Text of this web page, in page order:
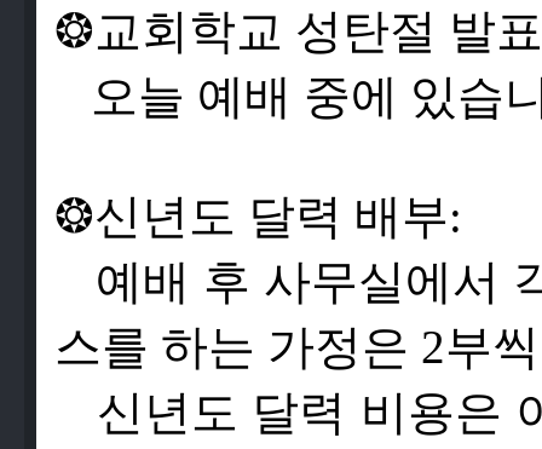
❂교 회 학교 성 탄절 발표
오늘 예배 중에 있습
❂신 년 도 달력 배부:
예배 후 사무실에서
스를 하는 가정은 2부씩
신 년 도 달력 비용은